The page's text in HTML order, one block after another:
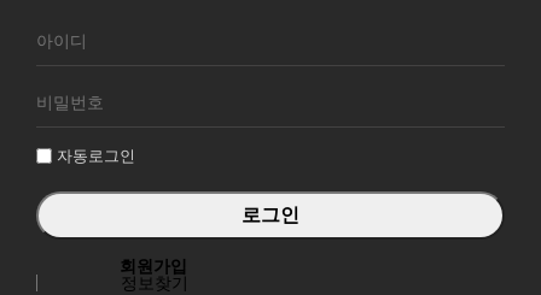
원
그
자동로그인
회원가입
정보찾기